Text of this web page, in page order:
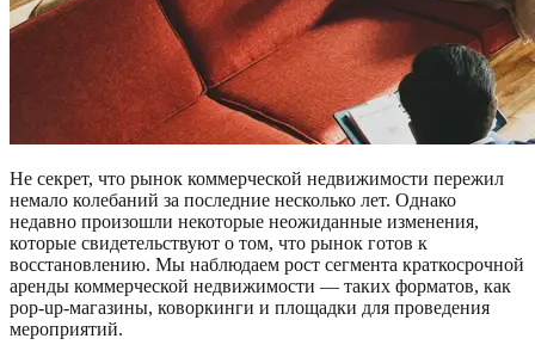
Не секрет, что рынок коммерческой недвижимости пережил
немало колебаний за последние несколько лет. Однако
недавно произошли некоторые неожиданные изменения,
которые свидетельствуют о том, что рынок готов к
восстановлению. Мы наблюдаем рост сегмента краткосрочной
аренды коммерческой недвижимости — таких форматов, как
pop-up-магазины, коворкинги и площадки для проведения
мероприятий.